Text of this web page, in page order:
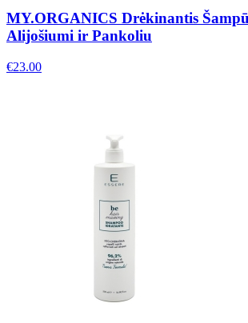
MY.ORGANICS Drėkinantis
Alijošiumi ir Pankoliu
€23.00